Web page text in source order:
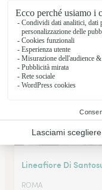
★ 4.7 (43)
Via Mazzini 34
Vedi il negozio
Lineafiore Di
ROMA